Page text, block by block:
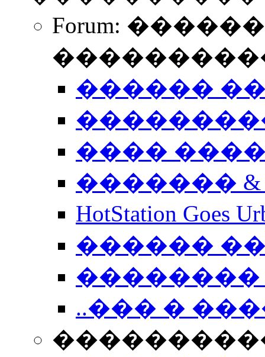
Forum:
������
����
�������
HotStation
������
��������
..��� �
����������